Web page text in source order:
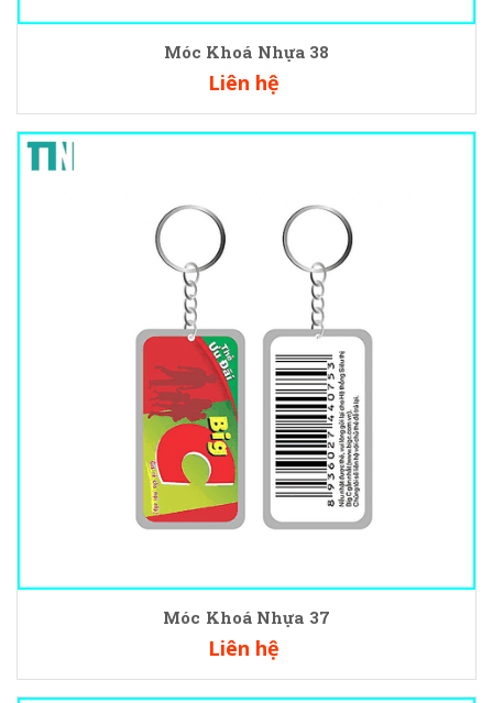
Móc Khoá Nhựa 38
Liên hệ
Móc Khoá Nhựa 37
Liên hệ